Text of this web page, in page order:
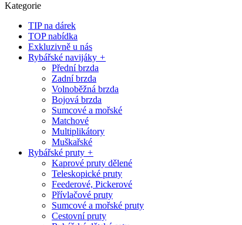
Kategorie
TIP na dárek
TOP nabídka
Exkluzivně u nás
Rybářské navijáky +
Přední brzda
Zadní brzda
Volnoběžná brzda
Bojová brzda
Sumcové a mořské
Matchové
Multiplikátory
Muškařské
Rybářské pruty +
Kaprové pruty dělené
Teleskopické pruty
Feederové, Pickerové
Přívlačové pruty
Sumcové a mořské pruty
Cestovní pruty